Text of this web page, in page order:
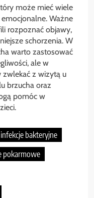
może mieć wiele
Ważne
rozpoznać objawy,
schorzenia. W
warto zastosować
ale w
zwlekać z wizytą u
brzucha oraz
pomóc w
infekcje bakteryjne
pokarmowe